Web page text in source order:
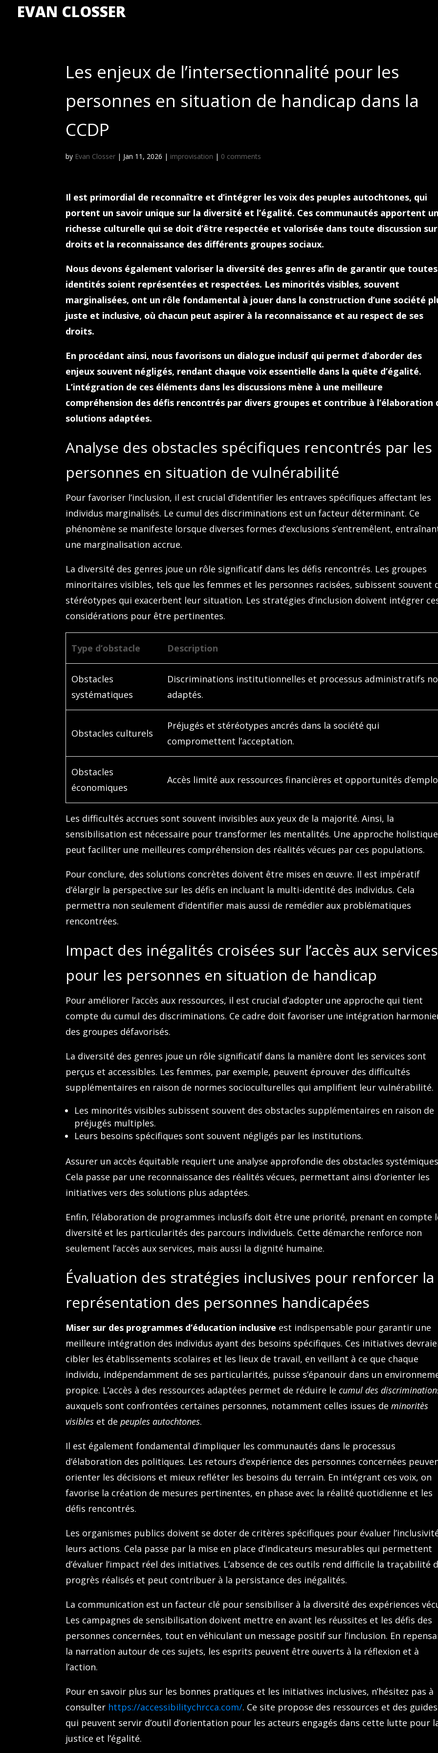
EVAN CLOSSER
Les enjeux de l’intersectionnalité pour les
personnes en situation de handicap dans la
CCDP
by Evan Closser | Jan 11, 2026 | improvisation | 0 comments
Il est primordial de reconnaître et d’intégrer les voix des peuples autochtones, qui
portent un savoir unique sur la diversité et l’égalité. Ces communautés apportent
richesse culturelle qui se doit d’être respectée et valorisée dans toute discussion
droits et la reconnaissance des différents groupes sociaux.
Nous devons également valoriser la diversité des genres afin de garantir que
identités soient représentées et respectées. Les minorités visibles, souvent
marginalisées, ont un rôle fondamental à jouer dans la construction d’une société
juste et inclusive, où chacun peut aspirer à la reconnaissance et au respect de ses
droits.
En procédant ainsi, nous favorisons un dialogue inclusif qui permet d’aborder des
enjeux souvent négligés, rendant chaque voix essentielle dans la quête d’égalité.
L’intégration de ces éléments dans les discussions mène à une meilleure
compréhension des défis rencontrés par divers groupes et contribue à l’élaboration
solutions adaptées.
Analyse des obstacles spécifiques rencontrés par les
personnes en situation de vulnérabilité
Pour favoriser l’inclusion, il est crucial d’identifier les entraves spécifiques affectant les
individus marginalisés. Le cumul des discriminations est un facteur déterminant. Ce
phénomène se manifeste lorsque diverses formes d’exclusions s’entremêlent,
une marginalisation accrue.
La diversité des genres joue un rôle significatif dans les défis rencontrés. Les groupes
minoritaires visibles, tels que les femmes et les personnes racisées, subissent souvent
stéréotypes qui exacerbent leur situation. Les stratégies d’inclusion doivent intégrer
considérations pour être pertinentes.
Type d’obstacle Description
Obstacles
systématiques
Discriminations institutionnelles et processus administratifs
adaptés.
Obstacles culturels
Préjugés et stéréotypes ancrés dans la société qui
compromettent l’acceptation.
Obstacles
économiques
Accès limité aux ressources financières et opportunités
Les difficultés accrues sont souvent invisibles aux yeux de la majorité. Ainsi, la
sensibilisation est nécessaire pour transformer les mentalités. Une approche holistique
peut faciliter une meilleures compréhension des réalités vécues par ces populations.
Pour conclure, des solutions concrètes doivent être mises en œuvre. Il est impératif
d’élargir la perspective sur les défis en incluant la multi-identité des individus. Cela
permettra non seulement d’identifier mais aussi de remédier aux problématiques
rencontrées.
Impact des inégalités croisées sur l’accès aux services
pour les personnes en situation de handicap
Pour améliorer l’accès aux ressources, il est crucial d’adopter une approche qui tient
compte du cumul des discriminations. Ce cadre doit favoriser une intégration
des groupes défavorisés.
La diversité des genres joue un rôle significatif dans la manière dont les services sont
perçus et accessibles. Les femmes, par exemple, peuvent éprouver des difficultés
supplémentaires en raison de normes socioculturelles qui amplifient leur vulnérabilité.
Les minorités visibles subissent souvent des obstacles supplémentaires en raison de
préjugés multiples.
Leurs besoins spécifiques sont souvent négligés par les institutions.
Assurer un accès équitable requiert une analyse approfondie des obstacles
Cela passe par une reconnaissance des réalités vécues, permettant ainsi d’orienter les
initiatives vers des solutions plus adaptées.
Enfin, l’élaboration de programmes inclusifs doit être une priorité, prenant en compte
diversité et les particularités des parcours individuels. Cette démarche renforce non
seulement l’accès aux services, mais aussi la dignité humaine.
Évaluation des stratégies inclusives pour renforcer la
représentation des personnes handicapées
Miser sur des programmes d’éducation inclusive est indispensable pour garantir une
meilleure intégration des individus ayant des besoins spécifiques. Ces initiatives
cibler les établissements scolaires et les lieux de travail, en veillant à ce que chaque
individu, indépendamment de ses particularités, puisse s’épanouir dans un
propice. L’accès à des ressources adaptées permet de réduire lecumul des
auxquels sont confrontées certaines personnes, notamment celles issues deminoritès
visibles et depeuples autochtones.
Il est également fondamental d’impliquer les communautés dans le processus
d’élaboration des politiques. Les retours d’expérience des personnes concernées
orienter les décisions et mieux refléter les besoins du terrain. En intégrant ces voix, on
favorise la création de mesures pertinentes, en phase avec la réalité quotidienne et les
défis rencontrés.
Les organismes publics doivent se doter de critères spécifiques pour évaluer
leurs actions. Cela passe par la mise en place d’indicateurs mesurables qui permettent
d’évaluer l’impact réel des initiatives. L’absence de ces outils rend difficile la traçabilité
progrès réalisés et peut contribuer à la persistance des inégalités.
La communication est un facteur clé pour sensibiliser à la diversité des expériences
Les campagnes de sensibilisation doivent mettre en avant les réussites et les défis des
personnes concernées, tout en véhiculant un message positif sur l’inclusion. En
la narration autour de ces sujets, les esprits peuvent être ouverts à la réflexion et à
l’action.
Pour en savoir plus sur les bonnes pratiques et les initiatives inclusives, n’hésitez pas à
consulter https://accessibilitychrcca.com/. Ce site propose des ressources et des guides
qui peuvent servir d’outil d’orientation pour les acteurs engagés dans cette lutte pour
justice et l’égalité.